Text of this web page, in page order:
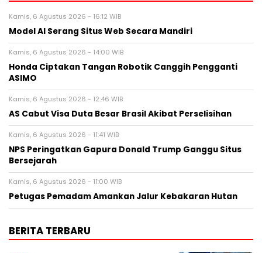
Kamis, 6 Agustus 2026 - 16:12 WIB
Model AI Serang Situs Web Secara Mandiri
Kamis, 6 Agustus 2026 - 14:00 WIB
Honda Ciptakan Tangan Robotik Canggih Pengganti
ASIMO
Kamis, 6 Agustus 2026 - 12:46 WIB
AS Cabut Visa Duta Besar Brasil Akibat Perselisihan
Kamis, 6 Agustus 2026 - 11:41 WIB
NPS Peringatkan Gapura Donald Trump Ganggu Situs
Bersejarah
Kamis, 6 Agustus 2026 - 11:00 WIB
Petugas Pemadam Amankan Jalur Kebakaran Hutan
BERITA TERBARU